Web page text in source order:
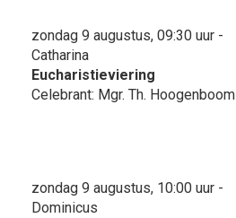
zondag 9 augustus, 09:30 uur -
Catharina
Eucharistieviering
Celebrant: Mgr. Th. Hoogenboom
zondag 9 augustus, 10:00 uur -
Dominicus